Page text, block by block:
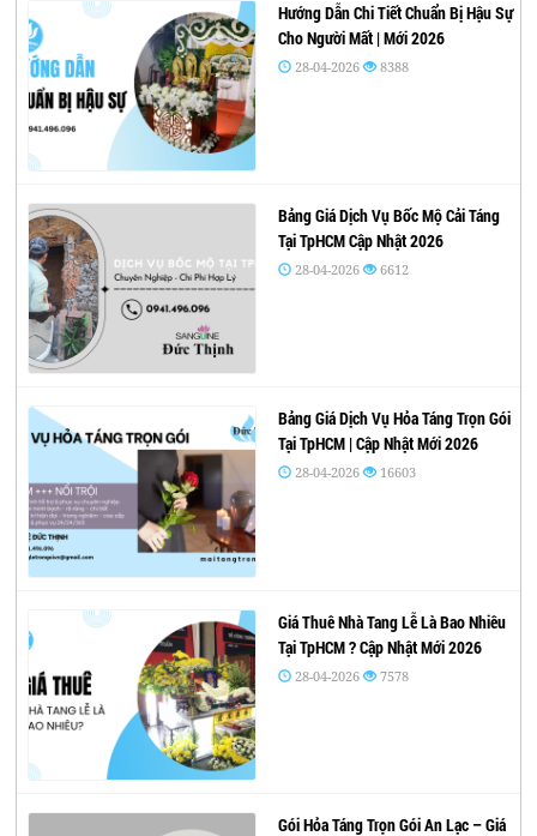
Hướng Dẫn Chi Tiết Chuẩn Bị Hậu Sự
Cho Người Mất | Mới 2026
28-04-2026 8388
Bảng Giá Dịch Vụ Bốc Mộ Cải Táng
Tại TpHCM Cập Nhật 2026
28-04-2026 6612
Bảng Giá Dịch Vụ Hỏa Táng Trọn Gói
Tại TpHCM | Cập Nhật Mới 2026
28-04-2026 16603
Giá Thuê Nhà Tang Lễ Là Bao Nhiêu
Tại TpHCM ? Cập Nhật Mới 2026
28-04-2026 7578
Gói Hỏa Táng Trọn Gói An Lạc – Giá